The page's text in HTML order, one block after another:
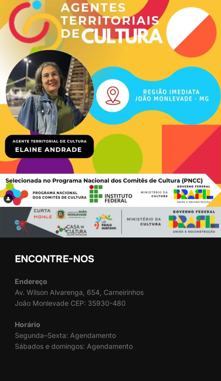
ENCONTRE-NOS
Endereço
Av. Wilson Alvarenga, 654, Carneirinhos
João Monlevade CEP: 35930-480
Horário
Segunda–Sexta: Agendamento
Sábados e domingos: Agendamento